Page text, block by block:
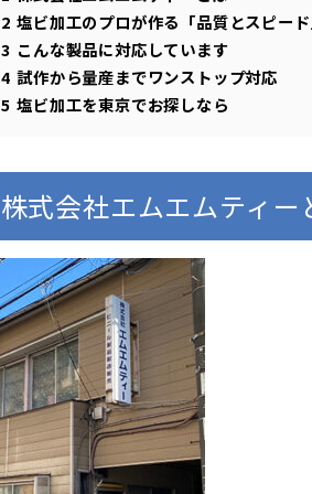
2 塩ビ加工のプロが作る「品質とスピー
3 こんな製品に対応しています
4 試作から量産までワンストップ対応
5 塩ビ加工を東京でお探しなら
株式会社エムエムティー